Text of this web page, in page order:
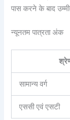
पास करने के बाद
न्यूनतम पात्रता अंक
सामान्य वर्ग
एससी एवं एसटी